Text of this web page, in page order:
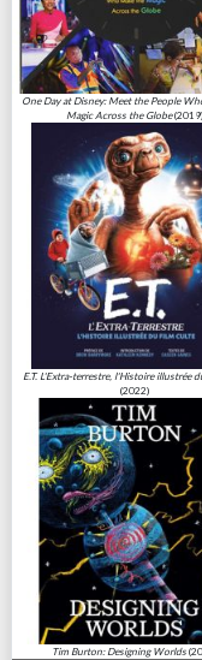
One Day at Disney: Meet the People
Magic Across the Globe(2019)
E.T. L'Extra-terrestre, l'Histoire illustrée
(2022)
Tim Burton: Designing Worlds